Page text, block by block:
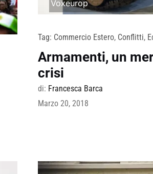
Voxeurop
Tag: Commercio Estero, Conflitti,
Armamenti, un
crisi
di: Francesca Barca
Marzo 20, 2018